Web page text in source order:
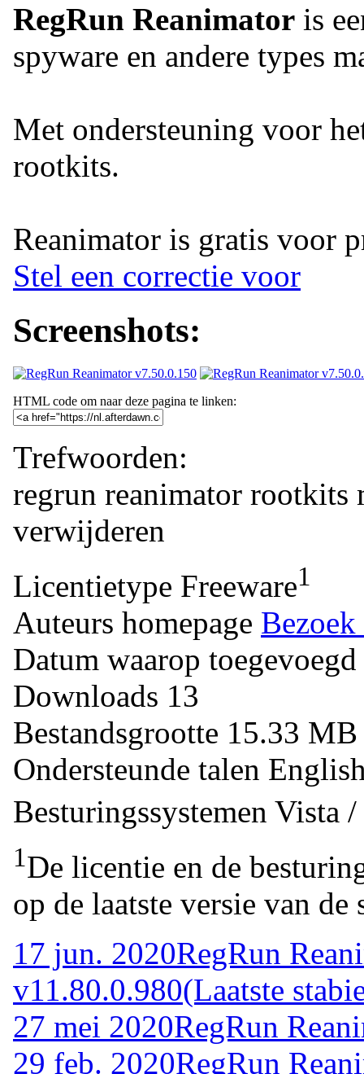
RegRun Reanimator is
spyware en andere types
Met ondersteuning voor
rootkits.
Reanimator is gratis voor
Stel een correctie voor
Screenshots:
HTML code om naar deze pagina te linken:
Trefwoorden:
regrun reanimator rootkits
verwijderen
Licentietype Freeware1
Auteurs homepage
Datum waarop toegevoegd
Downloads 13
Bestandsgrootte 15.33
Ondersteunde talen
Besturingssystemen Vista
1De licentie en de
op de laatste versie van de
17 jun. 2020RegRun
v11.80.0.980(Laatste
27 mei 2020RegRun
29 feb. 2020RegRun